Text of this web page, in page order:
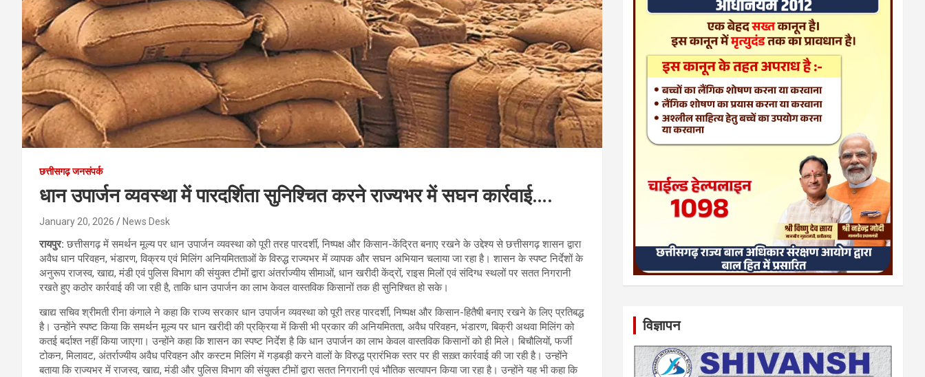
छत्तीसगढ़ जनसंपर्क
धान उपार्जन व्यवस्था में पारदर्शिता सुनिश्चित करने राज्यभर में सघन कार्रवाई….
January 20, 2026 News Desk
रायपुर:छत्तीसगढ़ में समर्थन मूल्य पर धान उपार्जन व्यवस्था को पूरी तरह पारदर्शी, निष्पक्ष और किसान-केंद्रित बनाए रखने के उद्देश्य से छत्तीसगढ़ शासन द्वारा
अवैध धान परिवहन, भंडारण, विक्रय एवं मिलिंग अनियमितताओं के विरुद्ध राज्यभर में व्यापक और सघन अभियान चलाया जा रहा है। शासन के स्पष्ट निर्देशों के
अनुरूप राजस्व, खाद्य, मंडी एवं पुलिस विभाग की संयुक्त टीमों द्वारा अंतर्राज्यीय सीमाओं, धान खरीदी केंद्रों, राइस मिलों एवं संदिग्ध स्थलों पर सतत निगरानी
रखते हुए कठोर कार्रवाई की जा रही है, ताकि धान उपार्जन का लाभ केवल वास्तविक किसानों तक ही सुनिश्चित हो सके।
खाद्य सचिव श्रीमती रीना कंगाले ने कहा कि राज्य सरकार धान उपार्जन व्यवस्था को पूरी तरह पारदर्शी, निष्पक्ष और किसान-हितैषी बनाए रखने के लिए प्रतिबद्ध
है। उन्होंने स्पष्ट किया कि समर्थन मूल्य पर धान खरीदी की प्रक्रिया में किसी भी प्रकार की अनियमितता, अवैध परिवहन, भंडारण, बिक्री अथवा मिलिंग को
कतई बर्दाश्त नहीं किया जाएगा। उन्होंने कहा कि शासन का स्पष्ट निर्देश है कि धान उपार्जन का लाभ केवल वास्तविक किसानों को ही मिले। बिचौलियों, फर्जी
टोकन, मिलावट, अंतर्राज्यीय अवैध परिवहन और कस्टम मिलिंग में गड़बड़ी करने वालों के विरुद्ध प्रारंभिक स्तर पर ही सख़्त कार्रवाई की जा रही है। उन्होंने
बताया कि राज्यभर में राजस्व, खाद्य, मंडी और पुलिस विभाग की संयुक्त टीमों द्वारा सतत निगरानी एवं भौतिक सत्यापन किया जा रहा है। उन्होंने यह भी कहा कि
विज्ञापन